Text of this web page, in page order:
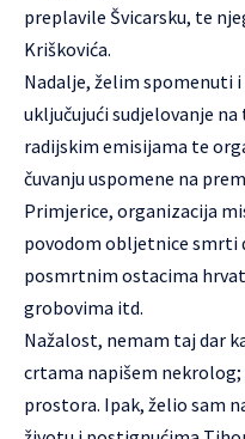
preplavile Švicarsku, te
Kriškovića.
Nadalje, želim spomenuti
uključujući sudjelovanje
radijskim emisijama te
čuvanju uspomene na
Primjerice, organizacija
povodom obljetnice smrti
posmrtnim ostacima
grobovima itd.
Nažalost, nemam taj dar
crtama napišem
prostora. Ipak, želio sam